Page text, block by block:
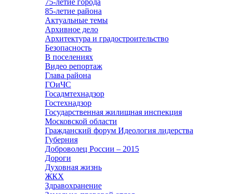
75-летие города
85-летие района
Актуальные темы
Архивное дело
Архитектура и градостроительство
Безопасность
В поселениях
Видео репортаж
Глава района
ГОиЧС
Госадмтехнадзор
Гостехнадзор
Государственная жилищная инспекция
Московской области
Гражданский форум Идеология лидерства
Губерния
Доброволец России – 2015
Дороги
Духовная жизнь
ЖКХ
Здравохранение